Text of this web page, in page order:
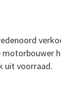
uit voorraad.